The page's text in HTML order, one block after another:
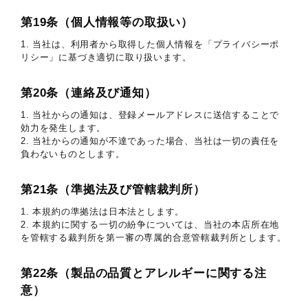
第19条（個人情報等の取扱い）
1. 当社は、利用者から取得した個人情報を「プライバシーポ
リシー」に基づき適切に取り扱います。
第20条（連絡及び通知）
1. 当社からの通知は、登録メールアドレスに送信することで
効力を発生します。
2. 当社からの通知が不達であった場合、当社は一切の責任を
負わないものとします。
第21条（準拠法及び管轄裁判所）
1. 本規約の準拠法は日本法とします。
2. 本規約に関する一切の紛争については、当社の本店所在地
を管轄する裁判所を第一審の専属的合意管轄裁判所とします。
第22条（製品の品質とアレルギーに関する注
意）